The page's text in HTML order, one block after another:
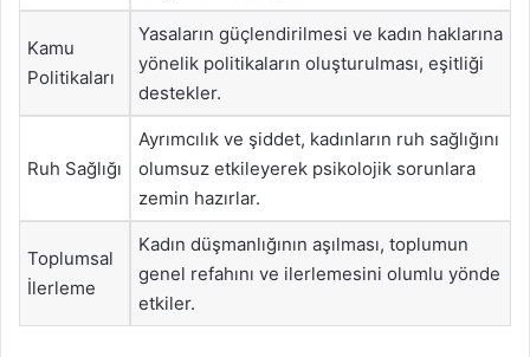
Kamu
Politikaları
Yasaların güçlendirilmesi ve kadın haklarına
yönelik politikaların oluşturulması, eşitliği
destekler.
Ruh Sağlığı
Ayrımcılık ve şiddet, kadınların ruh sağlığını
olumsuz etkileyerek psikolojik sorunlara
zemin hazırlar.
Toplumsal
İlerleme
Kadın düşmanlığının aşılması, toplumun
genel refahını ve ilerlemesini olumlu yönde
etkiler.